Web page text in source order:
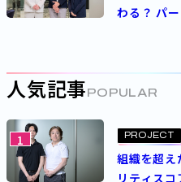
わる？ パ
人気記事 POPULAR
1 PROJECT
組織を超え
リティス